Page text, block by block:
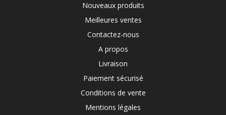
Nouveaux produits
Meilleures ventes
Contactez-nous
A propos
Livraison
Paiement sécurisé
Conditions de vente
Mentions légales